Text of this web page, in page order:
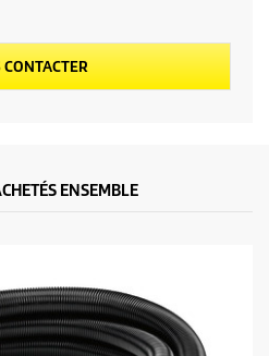
ENSEMBLE